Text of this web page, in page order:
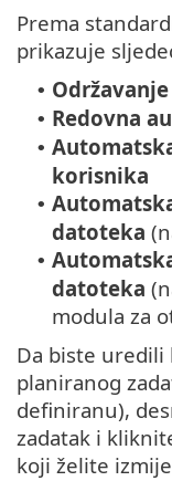
Prema
prikazuje
•
• Redovna
•
korisnika
•
datoteka
•
datoteka
modula za
Da biste
planiranog
definiranu),
zadatak i
koji želite